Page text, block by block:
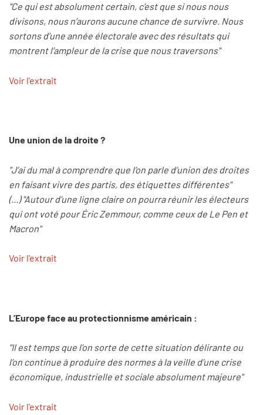
"Ce qui est absolument certain, c’est que si nous nous
divisons, nous n’aurons aucune chance de survivre. Nous
sortons d’une année électorale avec des résultats qui
montrent l’ampleur de la crise que nous traversons"
Voir l'extrait
Une union de la droite ?
"J’ai du mal à comprendre que l’on parle d’union des droites
en faisant vivre des partis, des étiquettes différentes"
(...) "Autour d’une ligne claire on pourra réunir les électeurs
qui ont voté pour Éric Zemmour, comme ceux de Le Pen et
Macron"
Voir l'extrait
L’Europe face au protectionnisme américain :
"Il est temps que l’on sorte de cette situation délirante ou
l’on continue à produire des normes à la veille d’une crise
économique, industrielle et sociale absolument majeure"
Voir l'extrait